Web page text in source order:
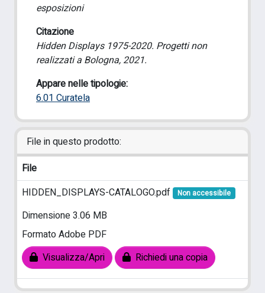
esposizioni
Citazione
Hidden Displays 1975-2020. Progetti non
realizzati a Bologna, 2021.
Appare nelle tipologie:
6.01 Curatela
File in questo prodotto:
File
HIDDEN_DISPLAYS-CATALOGO.pdf
Non accessibile
Dimensione 3.06 MB
Formato Adobe PDF
Visualizza/Apri
Richiedi una copia